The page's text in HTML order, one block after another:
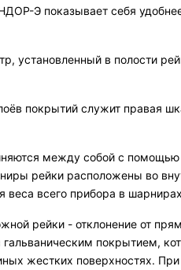
Э показывает себя
установленный в полости
покрытий служит правая
между собой с
рейки расположены во
всего прибора в шарнирах
рейки - отклонение от
покрытием,
жестких поверхностях.